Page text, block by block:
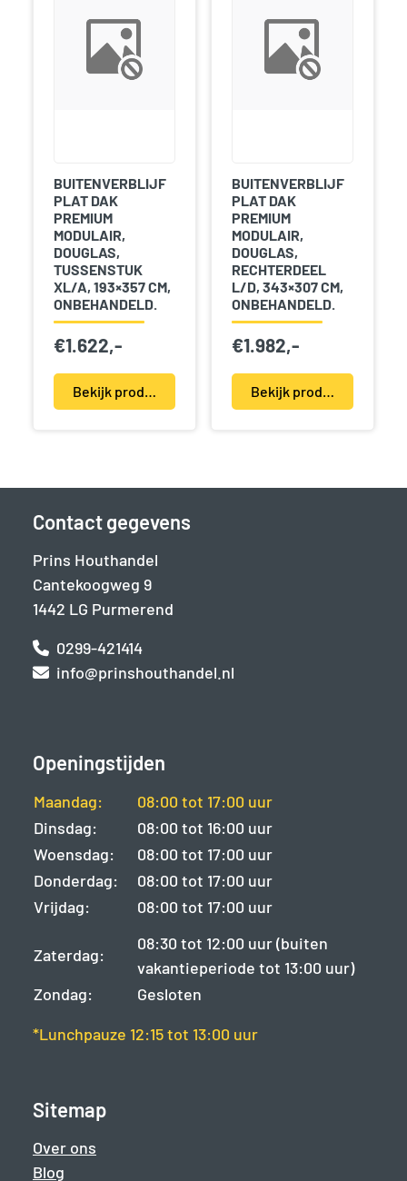
BUITENVERBLIJF
PLAT DAK
PREMIUM
MODULAIR,
DOUGLAS,
TUSSENSTUK
XL/A, 193×357 CM,
ONBEHANDELD.
€1.622,-
Bekijk product(en)
BUITENVERBLIJF
PLAT DAK
PREMIUM
MODULAIR,
DOUGLAS,
RECHTERDEEL
L/D, 343×307 CM,
ONBEHANDELD.
€1.982,-
Bekijk product(en)
Contact gegevens
Prins Houthandel
Cantekoogweg 9
1442 LG Purmerend
0299-421414
info@prinshouthandel.nl
Openingstijden
Maandag:
08:00 tot 17:00 uur
Dinsdag:
08:00 tot 16:00 uur
Woensdag:
08:00 tot 17:00 uur
Donderdag:
08:00 tot 17:00 uur
Vrijdag:
08:00 tot 17:00 uur
Zaterdag:
08:30 tot 12:00 uur (buiten
vakantieperiode tot 13:00 uur)
Zondag:
Gesloten
*Lunchpauze 12:15 tot 13:00 uur
Sitemap
Over ons
Blog